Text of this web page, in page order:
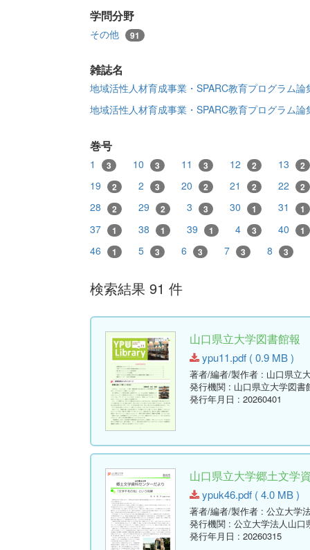
学問分野
その他 91
雑誌名
地域活性人材育成事業・SPARC教育プログラム
地域活性人材育成事業・SPARC教育プログラム
巻号
1 3 10 3 11 3 12 2 13 2
19 2 2 3 20 2 21 2 22 2
28 2 29 2 3 3 30 1 31 1
37 1 38 1 39 1 4 3 40 1
46 1 5 3 6 3 7 3 8 3
検索結果 91 件
山口県立大学図書館報
ypu11.pdf ( 0.9 MB )
著者/編者/製作者 : 山口県立
発行機関 : 山口県立大学図書
発行年月日 : 20260401
山口県立大学郷土文学
ypuk46.pdf ( 4.0 MB )
著者/編者/製作者 : 公立大学
発行機関 : 公立大学法人山口
発行年月日 : 20260315